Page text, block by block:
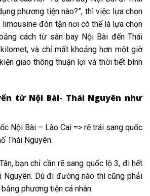
phương tiện nào?”, thì việc lựa chọn
đón tận nơi có thể là lựa chọn
cách từ sân bay Nội Bài đến Thái
và chỉ mất khoảng hơn một giờ
giao thông thuận lợi và thời tiết bình
từ Nội Bài- Thái Nguyên như
Nội Bài – Lào Cai => rẽ trái sang quốc
Thái Nguyên.
bạn chỉ cần rẽ sang quốc lộ 3, đi hết
Nguyên. Dù đi đường nào thì cũng phải
phương tiện cá nhân.